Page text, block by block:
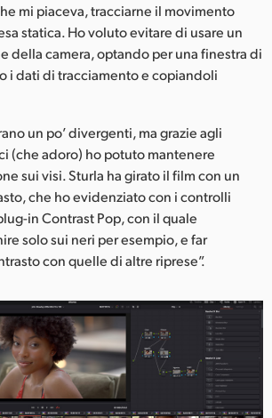
mi piaceva, tracciarne il movimento
statica. Ho voluto evitare di usare un
della camera, optando per una finestra di
i dati di tracciamento e copiandoli
un po’ divergenti, ma grazie agli
(che adoro) ho potuto mantenere
sui visi. Sturla ha girato il film con un
che ho evidenziato con i controlli
in Contrast Pop, con il quale
solo sui neri per esempio, e far
con quelle di altre riprese”.